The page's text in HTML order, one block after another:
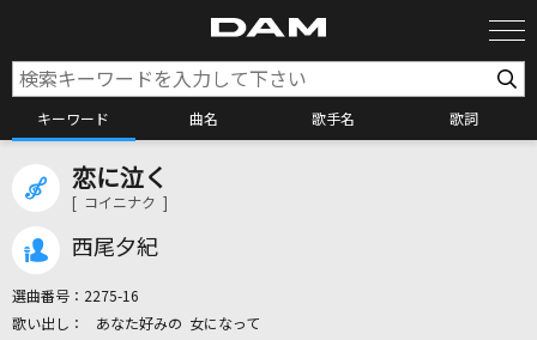
キーワード 曲名 歌手名 歌詞
恋に泣く
[ コイニナク ]
西尾夕紀
選曲番号： 2275-16
あなた好みの 女になって